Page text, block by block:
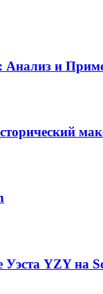
Анализ и
YZY на